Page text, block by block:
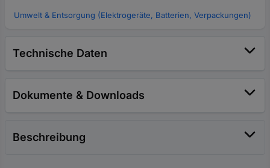
Umwelt & Entsorgung (Elektrogeräte, Batterien, Verpackungen)
Technische Daten
Dokumente & Downloads
Beschreibung